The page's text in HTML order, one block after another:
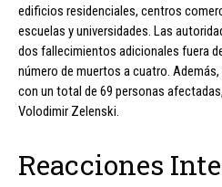
edificios residenciales, centros
escuelas y universidades. Las
dos fallecimientos adicionales fuera
número de muertos a cuatro.
con un total de 69 personas
Volodimir Zelenski.
Reacciones